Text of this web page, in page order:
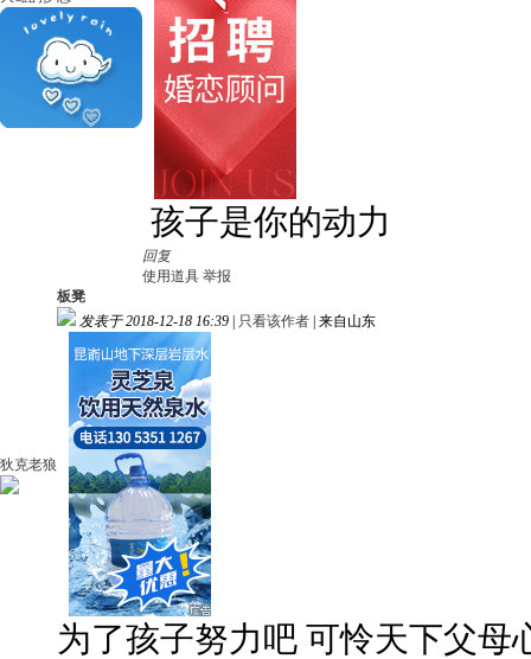
孩子是你的动力
回复
使用道具 举报
狄克老狼
板凳
发表于 2018-12-18 16:39
只看该作者 来自山东
为了孩子努力吧 可怜天下父母